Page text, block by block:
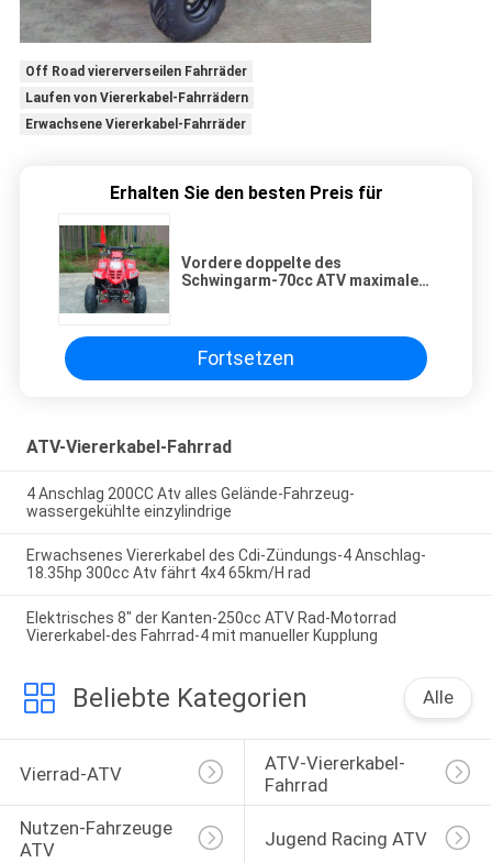
Off Road viererverseilen Fahrräder
Laufen von Viererkabel-Fahrrädern
Erwachsene Viererkabel-Fahrräder
Erhalten Sie den besten Preis für
Vordere doppelte des
Schwingarm-70cc ATV maximale
Fortsetzen
ATV-Viererkabel-Fahrrad
4 Anschlag 200CC Atv alles Gelände-Fahrzeug-
wassergekühlte einzylindrige
Erwachsenes Viererkabel des Cdi-Zündungs-4 Anschlag-
18.35hp 300cc Atv fährt 4x4 65km/H rad
Elektrisches 8" der Kanten-250cc ATV Rad-Motorrad
Viererkabel-des Fahrrad-4 mit manueller Kupplung
Beliebte Kategorien Alle
Vierrad-ATV
ATV-Viererkabel-
Fahrrad
Nutzen-Fahrzeuge
ATV
Jugend Racing ATV